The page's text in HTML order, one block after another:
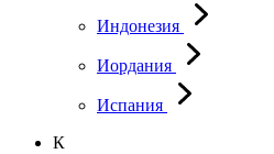
Индонезия
Иордания
Испания
К